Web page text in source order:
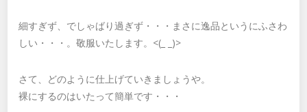
細すぎず、でしゃばり過ぎず・・・まさに逸品というにふさわ
しい・・・。敬服いたします。<(_ _)>
さて、どのように仕上げていきましょうや。
裸にするのはいたって簡単です・・・